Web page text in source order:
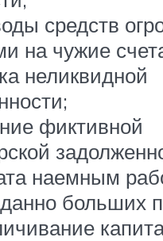
средств
на чужие
неликвидной
фиктивной
наемным
больших